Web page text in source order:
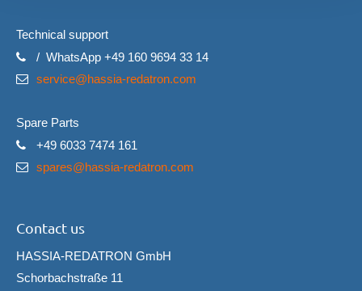
Technical support
/ WhatsApp +49 160 9694 33 14
service@hassia-redatron.com
Spare Parts
+49 6033 7474 161
spares@hassia-redatron.com
Contact us
HASSIA-REDATRON GmbH
Schorbachstraße 11